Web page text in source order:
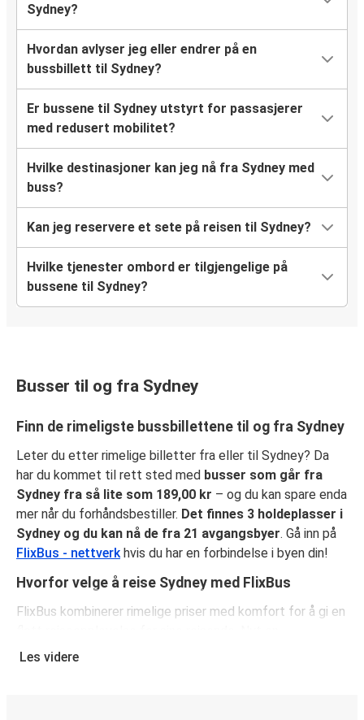
Sydney?
Hvordan avlyser jeg eller endrer på en
bussbillett til Sydney?
Er bussene til Sydney utstyrt for passasjerer
med redusert mobilitet?
Hvilke destinasjoner kan jeg nå fra Sydney med
buss?
Kan jeg reservere et sete på reisen til Sydney?
Hvilke tjenester ombord er tilgjengelige på
bussene til Sydney?
Busser til og fra Sydney
Finn de rimeligste bussbillettene til og fra Sydney
Leter du etter rimelige billetter fra eller til Sydney? Da
har du kommet til rett sted med busser som går fra
Sydney fra så lite som 189,00 kr – og du kan spare enda
mer når du forhåndsbestiller. Det finnes 3 holdeplasser i
Sydney og du kan nå de fra 21 avgangsbyer. Gå inn på
FlixBus - nettverk hvis du har en forbindelse i byen din!
Hvorfor velge å reise Sydney med FlixBus
FlixBus kombinerer rimelige priser med komfort for å gi en
komfortabel reise til eller fra Sydney med fasiliteter
Les videre